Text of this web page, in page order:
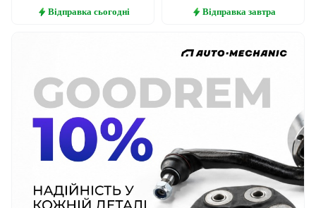
Відправка сьогодні Відправка завтра